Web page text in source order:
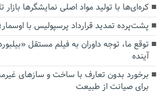
کره‌ای‌ها با تولید مواد اصلی نمایشگرها بازار
پشت‌پرده تمدید قرارداد پرسپولیس با
توقع ما، توجه داوران به فیلم مستقل
آینده
برخورد بدون تعارف با ساخت‌ و سازهای
برای صیانت از طبیعت